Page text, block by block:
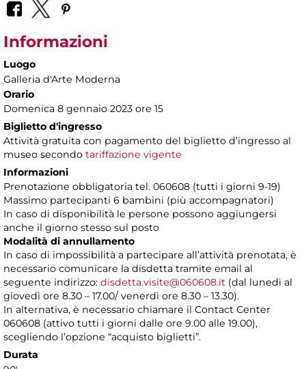
Informazioni
Luogo
Galleria d'Arte Moderna
Orario
Domenica 8 gennaio 2023 ore 15
Biglietto d'ingresso
Attività gratuita con pagamento del biglietto d’ingresso al
museo secondo tariffazione vigente
Informazioni
Prenotazione obbligatoria tel. 060608 (tutti i giorni 9-19)
Massimo partecipanti 6 bambini (più accompagnatori)
In caso di disponibilità le persone possono aggiungersi
anche il giorno stesso sul posto
Modalità di annullamento
In caso di impossibilità a partecipare all’attività prenotata, è
necessario comunicare la disdetta tramite email al
seguente indirizzo: disdetta.visite@060608.it (dal lunedì al
giovedì ore 8.30 – 17.00/ venerdì ore 8.30 – 13.30).
In alternativa, è necessario chiamare il Contact Center
060608 (attivo tutti i giorni dalle ore 9.00 alle 19.00),
scegliendo l’opzione “acquisto biglietti”.
Durata